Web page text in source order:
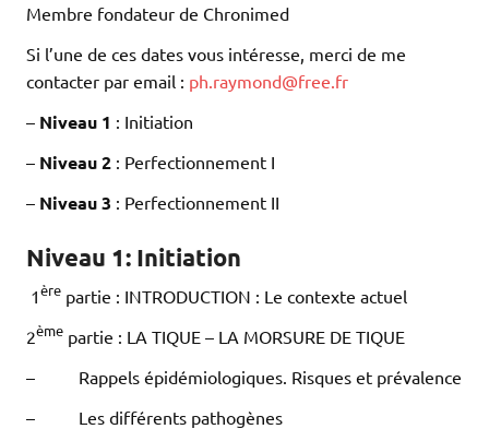
Membre fondateur de Chronimed
Si l’une de ces dates vous intéresse, merci de me
contacter par email : ph.raymond@free.fr
– Niveau 1 : Initiation
– Niveau 2 : Perfectionnement I
– Niveau 3 : Perfectionnement II
Niveau 1: Initiation
1ère partie : INTRODUCTION : Le contexte actuel
2ème partie : LA TIQUE – LA MORSURE DE TIQUE
– Rappels épidémiologiques. Risques et prévalence
– Les différents pathogènes